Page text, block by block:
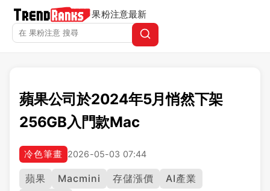
果粉注意最新
蘋果公司於2024年5月悄然下架
256GB入門款Mac
冷色筆畫 2026-05-03 07:44
蘋果 Macmini 存儲漲價
AI產業